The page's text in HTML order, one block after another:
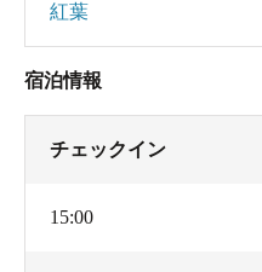
紅葉
宿泊情報
チェックイン
15:00